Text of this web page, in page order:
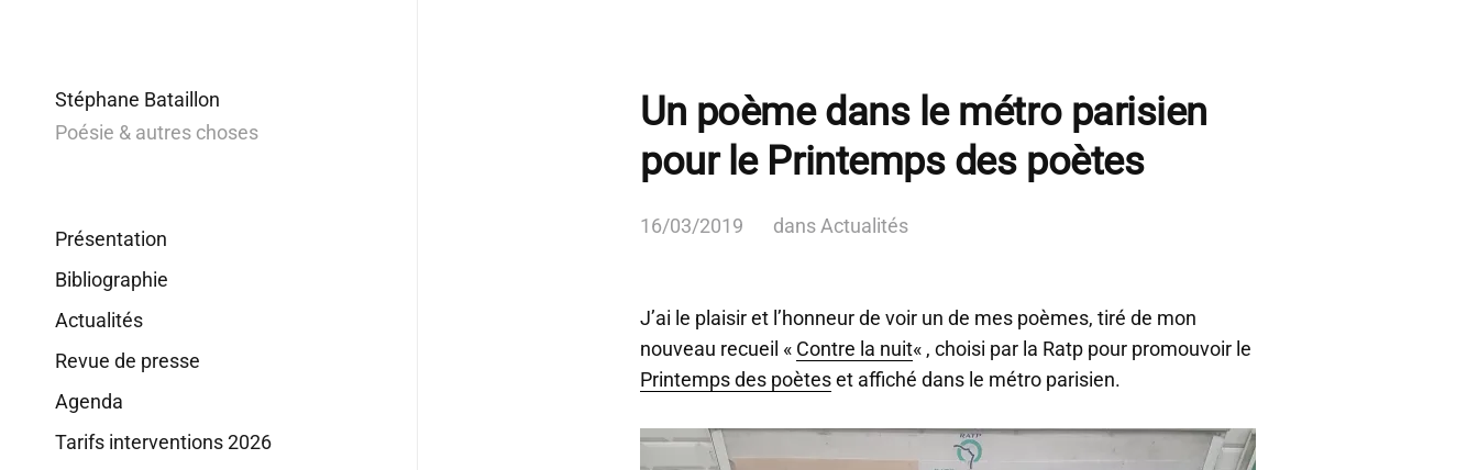
Stéphane Bataillon
Poésie & autres choses
Présentation
Bibliographie
Actualités
Revue de presse
Agenda
Tarifs interventions 2026
Un poème dans le métro parisien
pour le Printemps des poètes
16/03/2019 dans Actualités
J’ai le plaisir et l’honneur de voir un de mes poèmes, tiré de mon
nouveau recueil « Contre la nuit« , choisi par la Ratp pour promouvoir le
Printemps des poèteset affiché dans le métro parisien.